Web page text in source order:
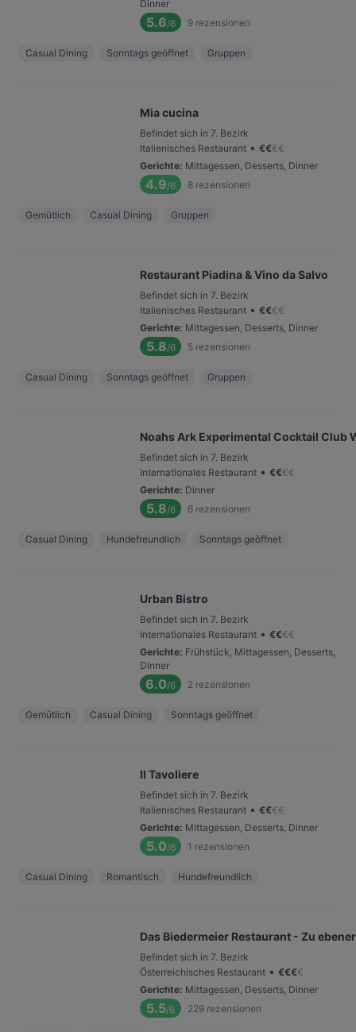
Dinner
5.6/6 9 rezensionen
Casual Dining Sonntags geöffnet Gruppen
Mia cucina
Befindet sich in 7. Bezirk
Italienisches Restaurant • €€€€
Gerichte: Mittagessen, Desserts, Dinner
4.9/6 8 rezensionen
Gemütlich Casual Dining Gruppen
Restaurant Piadina & Vino da Salvo
Befindet sich in 7. Bezirk
Italienisches Restaurant • €€€€
Gerichte: Mittagessen, Desserts, Dinner
5.8/6 5 rezensionen
Casual Dining Sonntags geöffnet Gruppen
Noahs Ark Experimental Cocktail Club
Befindet sich in 7. Bezirk
Internationales Restaurant • €€€€
Gerichte: Dinner
5.8/6 6 rezensionen
Casual Dining Hundefreundlich Sonntags geöffnet
Urban Bistro
Befindet sich in 7. Bezirk
Internationales Restaurant • €€€€
Gerichte: Frühstück, Mittagessen, Desserts,
Dinner
6.0/6 2 rezensionen
Gemütlich Casual Dining Sonntags geöffnet
Il Tavoliere
Befindet sich in 7. Bezirk
Italienisches Restaurant • €€€€
Gerichte: Mittagessen, Desserts, Dinner
5.0/6 1 rezensionen
Casual Dining Romantisch Hundefreundlich
Das Biedermeier Restaurant - Zu
Befindet sich in 7. Bezirk
Österreichisches Restaurant • €€€€
Gerichte: Mittagessen, Desserts, Dinner
5.5/6 229 rezensionen